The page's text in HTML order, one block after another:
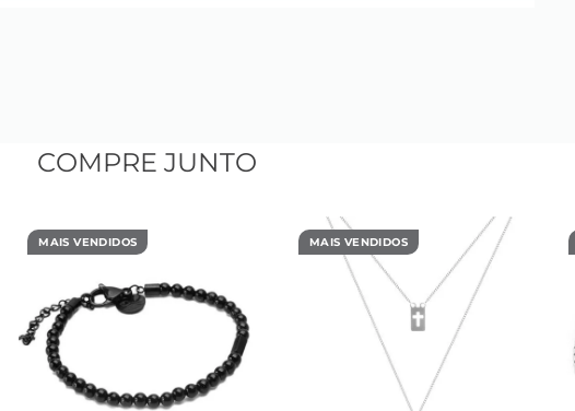
mm de espessura na cor dourada
COMPRE JUNTO
MAIS VENDIDOS MAIS VENDIDOS